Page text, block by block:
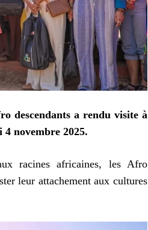
descendants a rendu visite à
4 novembre 2025.
racines africaines, les Afro
leur attachement aux cultures